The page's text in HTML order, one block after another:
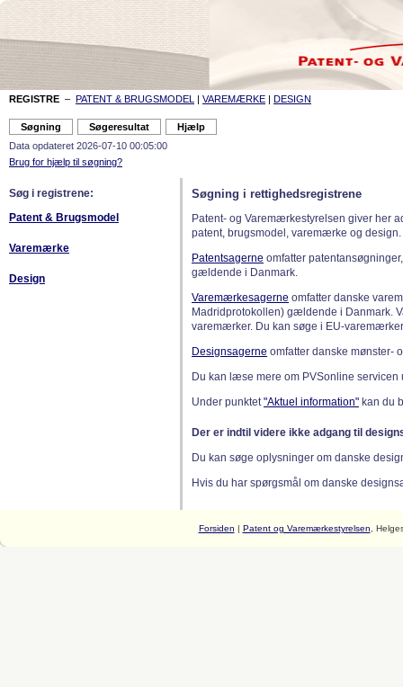
REGISTRE – PATENT & BRUGSMODEL | VAREMÆRKE | DESIGN
Data opdateret 2026-07-10 00:05:00
Brug for hjælp til søgning?
Søg i registrene:
Patent & Brugsmodel
Varemærke
Design
Søgning i rettighedsregistrene
Patent- og Varemærkestyrelsen giver her
patent, brugsmodel, varemærke og design.
Patentsagerne omfatter
gældende i Danmark.
Varemærkesagerne omfatter danske
Madridprotokollen) gældende i Danmark.
varemærker. Du kan søge i EU-
Designsagerne omfatter danske mønster-
Du kan læse mere om PVSonline
Under punktet"Aktuel information" kan du
Der er indtil videre ikke adgang til
Du kan søge oplysninger om danske
Hvis du har spørgsmål om danske
Forsiden | Patent og Varemærkestyrelsen ,